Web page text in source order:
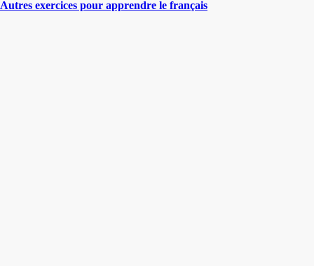
Autres exercices pour apprendre le français